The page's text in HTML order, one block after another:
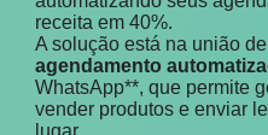
receita em 40%.
A solução está na união
agendamento
WhatsApp**, que permite
vender produtos e enviar
lugar.